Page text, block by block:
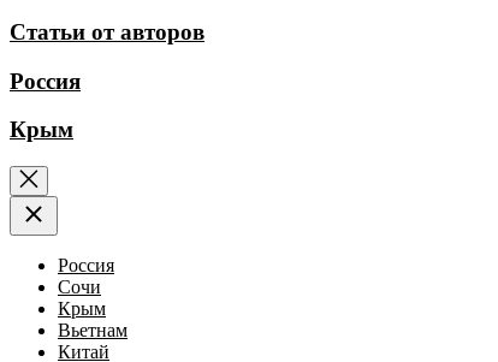
Статьи от авторов
Россия
Крым
Россия
Сочи
Крым
Вьетнам
Китай